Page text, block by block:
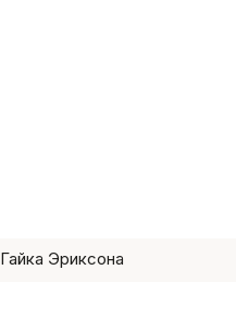
Гайка Эриксона